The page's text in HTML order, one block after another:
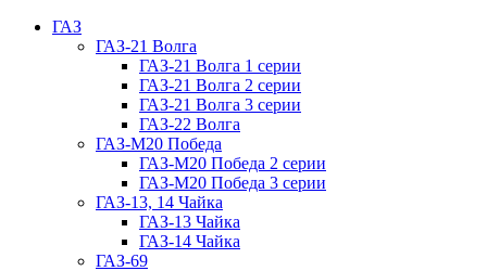
ГАЗ
ГАЗ-21 Волга
ГАЗ-21 Волга 1 серии
ГАЗ-21 Волга 2 серии
ГАЗ-21 Волга 3 серии
ГАЗ-22 Волга
ГАЗ-М20 Победа
ГАЗ-М20 Победа 2 серии
ГАЗ-М20 Победа 3 серии
ГАЗ-13, 14 Чайка
ГАЗ-13 Чайка
ГАЗ-14 Чайка
ГАЗ-69